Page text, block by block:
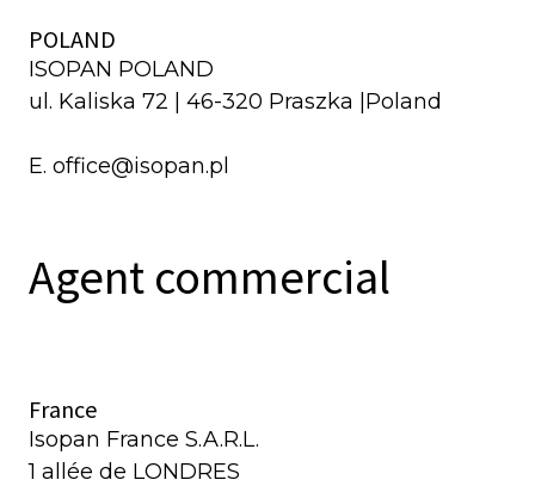
POLAND
ISOPAN POLAND
ul. Kaliska 72 | 46-320 Praszka |Poland
E. office@isopan.pl
Agent commercial
France
Isopan France S.A.R.L.
1 allée de LONDRES